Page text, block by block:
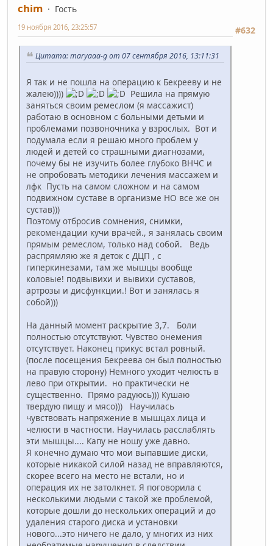
chim
Гость
#632
19 ноября 2016, 23:25:57
Цитата: maryaaa-g от 07 сентября 2016, 13:11:31
Я так и не пошла на операцию к Бекрееву и не
жалею))))
Решила на прямую
заняться своим ремеслом (я массажист)
работаю в основном с больными детьми и
проблемами позвоночника у взрослых. Вот и
подумала если я решаю много проблем у
людей и детей со страшными диагнозами,
почему бы не изучить более глубоко ВНЧС и
не опробовать методики лечения массажем и
лфк Пусть на самом сложном и на самом
подвижном суставе в организме НО все же он
сустав)))
Поэтому отбросив сомнения, снимки,
рекомендации кучи врачей., я занялась своим
прямым ремеслом, только над собой. Ведь
распрямляю же я деток с ДЦП , с
гиперкинезами, там же мышцы вообще
коловые! подвывихи и вывихи суставов,
артрозы и дисфункции.! Вот и занялась я
собой)))
На данный момент раскрытие 3,7. Боли
полностью отсутствуют. Чувство онемения
отсутствует. Наконец прикус встал ровный.
(после посещения Бекреева он был полностью
на правую сторону) Немного уходит челюсть в
лево при открытии. но практически не
существенно. Прямо радуюсь))) Кушаю
твердую пищу и мясо))) Научилась
чувствовать напряжение в мышцах лица и
челюсти в частности. Научилась расслаблять
эти мышцы.... Капу не ношу уже давно.
Я конечно думаю что мои выпавшие диски,
которые никакой силой назад не вправляются,
скорее всего на место не встали, но и
операция их не затолкнет. Я поговорила с
несколькими людьми с такой же проблемой,
которые дошли до нескольких операций и до
удаления старого диска и установки
нового...это ничего не дало, у многих из них